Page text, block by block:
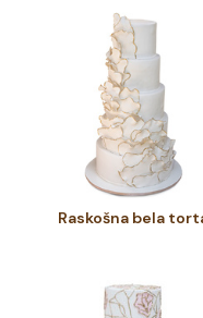
Raskošna bela